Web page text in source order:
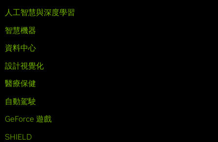
人工智慧與深度學習
智慧機器
資料中心
設計視覺化
醫療保健
自動駕駛
GeForce 遊戲
SHIELD